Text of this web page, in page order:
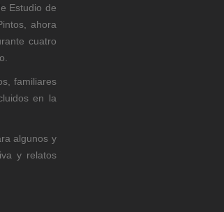
Estudio de
ahora
cuatro
familiares
en la
algunos y
y relatos